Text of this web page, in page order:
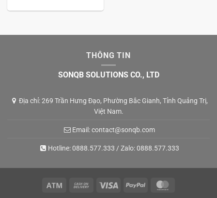
THÔNG TIN
SONQB SOLUTIONS CO., LTD
Địa chỉ: 269 Trần Hưng Đạo, Phường Bắc Gianh, Tỉnh Quảng Trị,
Việt Nam.
Email:contact@sonqb.com
Hotline:0888.577.333 / Zalo:0888.577.333
Atm
Cash
Visa PayPal